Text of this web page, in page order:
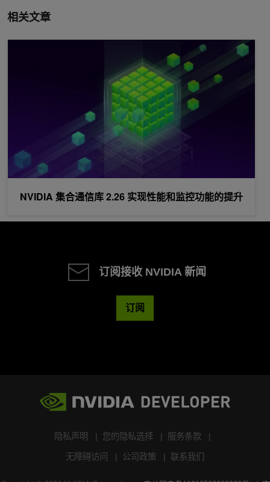
相关文章
NVIDIA 集合通信库 2.26 实现性能和监控功能的提升
NVIDIA 集合通信库 2.26 实现性能和监控功能的提升
订阅接收 NVIDIA 新闻
订阅
隐私声明 您的隐私选择 服务条款
无障碍访问 公司政策 联系我们